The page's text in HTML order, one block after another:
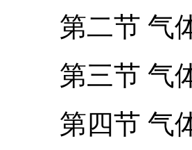
第二节 气体
第三节 气体
第四节 气体